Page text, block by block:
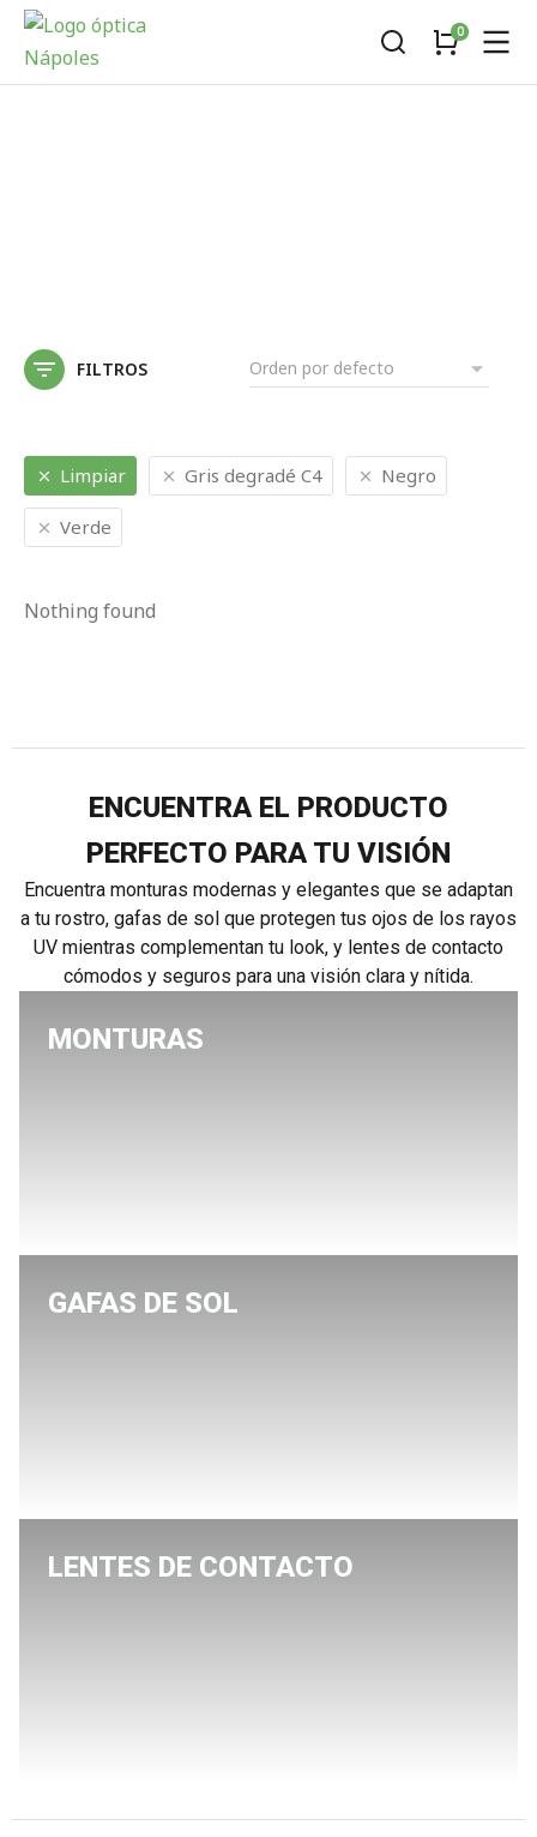
FILTROS
Limpiar Gris degradé C4 Negro
Verde
Nothing found
ENCUENTRA EL PRODUCTO
PERFECTO PARA TU VISIÓN
Encuentra monturas modernas y elegantes que se adaptan
a tu rostro, gafas de sol que protegen tus ojos de los rayos
UV mientras complementan tu look, y lentes de contacto
cómodos y seguros para una visión clara y nítida.
MONTURAS
GAFAS DE SOL
LENTES DE CONTACTO